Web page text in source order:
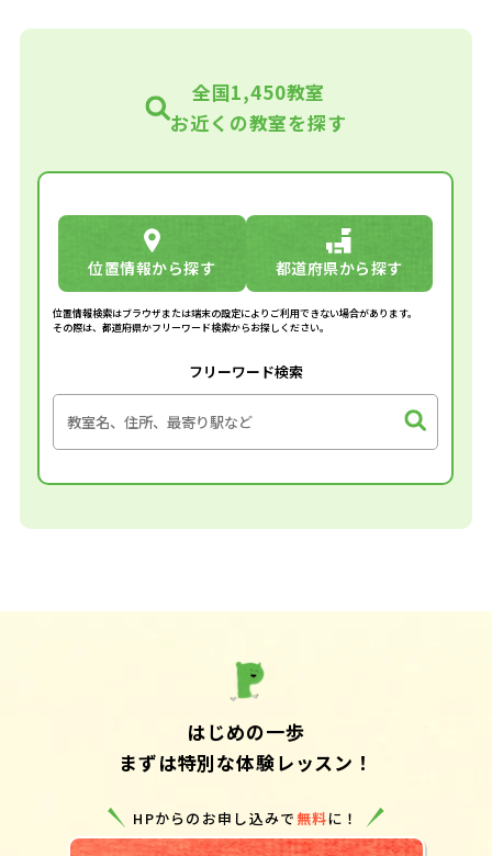
全国1,450教室
お近くの教室を探す
位置情報から探す 都道府県から探す
位置情報検索はブラウザまたは端末の設定によりご利用できない場合があります。
その際は、都道府県かフリーワード検索からお探しください。
フリーワード検索
はじめの一歩
まずは特別な体験レッスン！
HPからのお申し込みで無料に！